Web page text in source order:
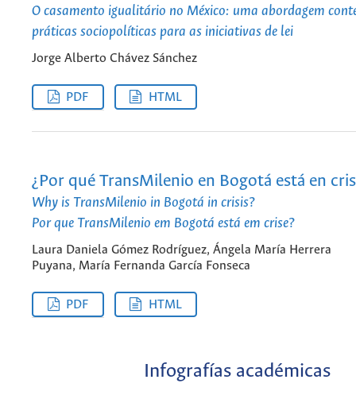
O casamento igualitário no México: uma abordagem
práticas sociopolíticas para as iniciativas de lei
Jorge Alberto Chávez Sánchez
PDF HTML
¿Por qué TransMilenio en Bogotá está en
Why is TransMilenio in Bogotá in crisis?
Por que TransMilenio em Bogotá está em crise?
Laura Daniela Gómez Rodríguez, Ángela María Herrera
Puyana, María Fernanda García Fonseca
PDF HTML
Infografías académicas